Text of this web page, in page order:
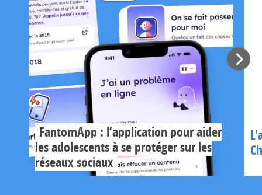
FantomApp : l’application pour aider
les adolescents à se protéger sur les
réseaux sociaux